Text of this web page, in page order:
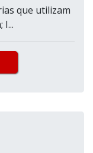
que utilizam